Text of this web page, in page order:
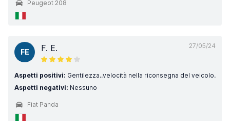
Peugeot 208
27/05/24
FE F. E.
Aspetti positivi: Gentilezza..velocità nella riconsegna del veicolo.
Aspetti negativi: Nessuno
Fiat Panda